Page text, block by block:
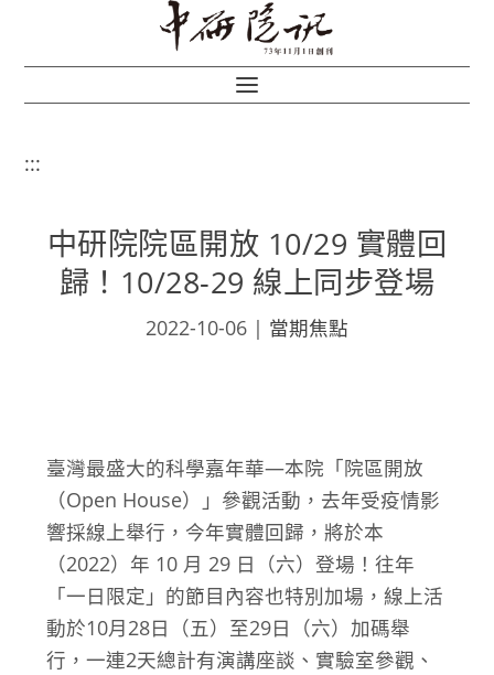
:::
中研院院區開放 10/29 實體回
歸！10/28-29 線上同步登場
2022-10-06 | 當期焦點
臺灣最盛大的科學嘉年華—本院「院區開放
（Open House）」參觀活動，去年受疫情影
響採線上舉行，今年實體回歸，將於本
（2022）年 10 月 29 日（六）登場！往年
「一日限定」的節目內容也特別加場，線上活
動於10月28日（五）至29日（六）加碼舉
行，一連2天總計有演講座談、實驗室參觀、